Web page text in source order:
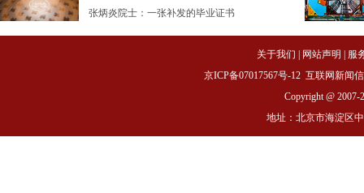
张炳炎院士：一张补发的毕业证书
关于我们 网站声明
服
京ICP备07017567号-12 互联网新闻
Copyright @ 2007-
地址：北京市海淀区